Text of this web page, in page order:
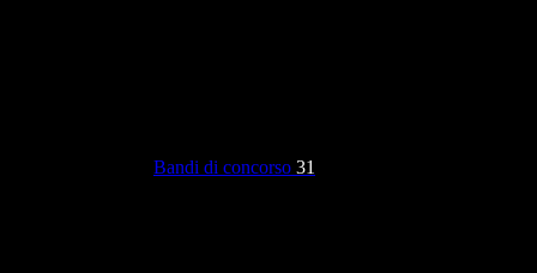
Bandi di concorso 31